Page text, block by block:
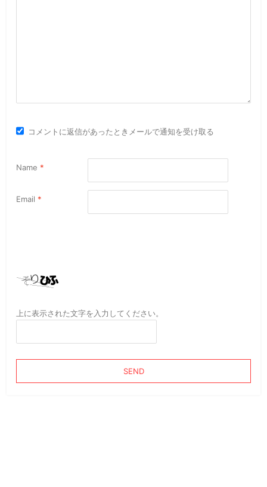
コメントに返信があったときメールで通知を受け取る
Name *
Email *
上に表示された文字を入力してください。